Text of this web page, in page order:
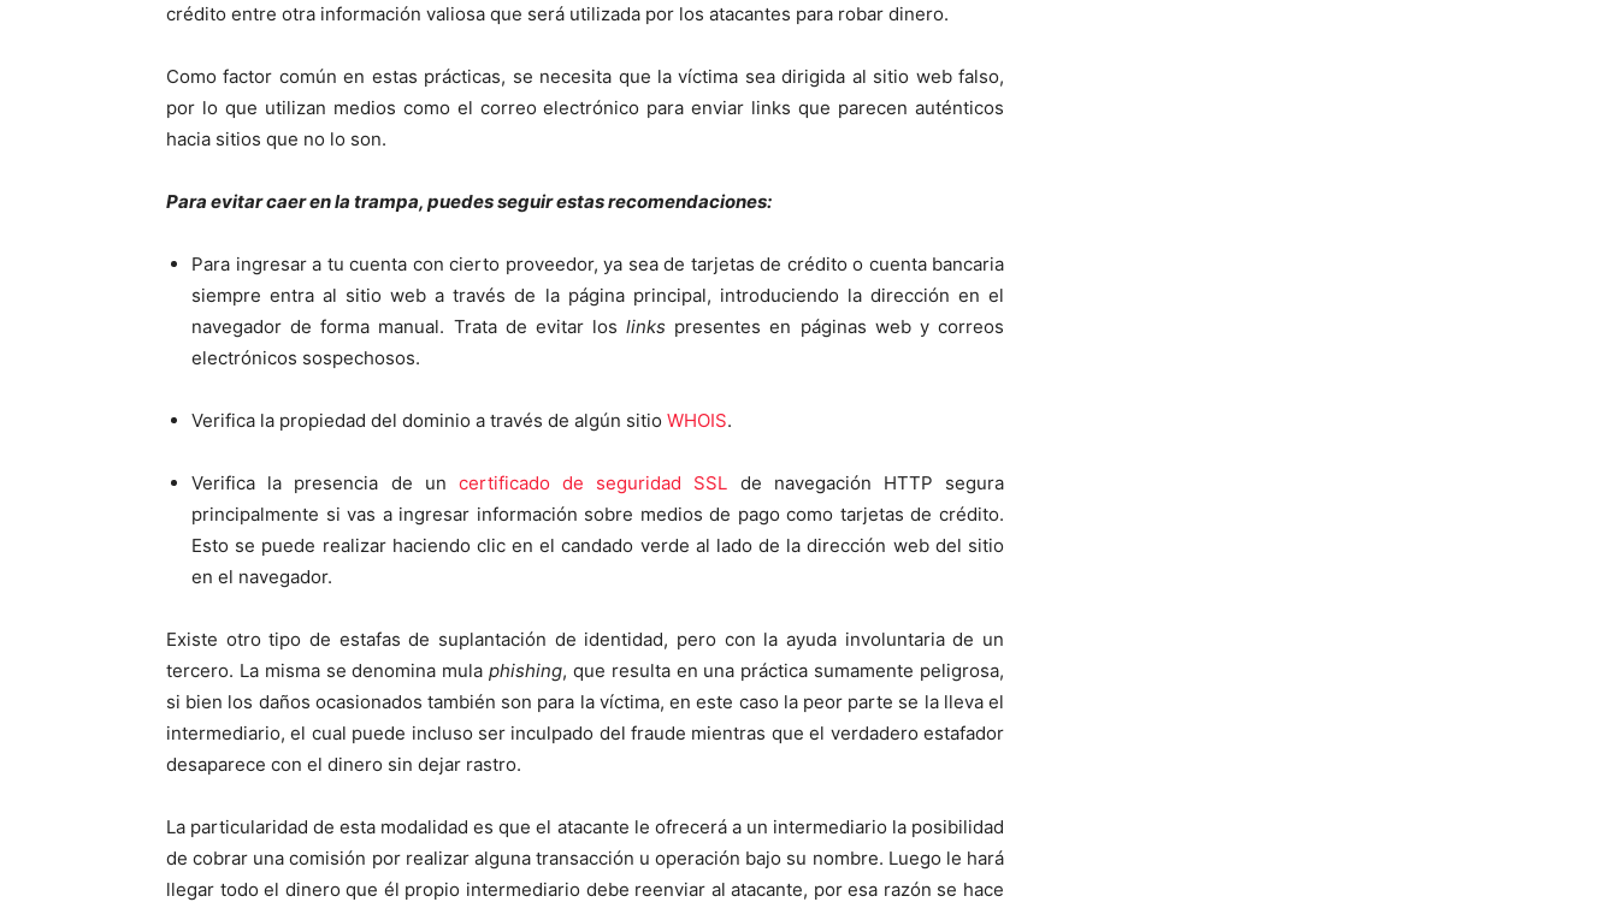
crédito entre otra información valiosa que será utilizada por los atacantes para robar dinero.
Como factor común en estas prácticas, se necesita que la víctima sea dirigida al sitio web falso,
por lo que utilizan medios como el correo electrónico para enviar links que parecen auténticos
hacia sitios que no lo son.
Para evitar caer en la trampa, puedes seguir estas recomendaciones:
Para ingresar a tu cuenta con cierto proveedor, ya sea de tarjetas de crédito o cuenta bancaria
siempre entra al sitio web a través de la página principal, introduciendo la dirección en el
navegador de forma manual. Trata de evitar loslinks presentes en páginas web y correos
electrónicos sospechosos.
Verifica la propiedad del dominio a través de algún sitio WHOIS.
Verifica la presencia de un certificado de seguridad SSL de navegación HTTP segura
principalmente si vas a ingresar información sobre medios de pago como tarjetas de crédito.
Esto se puede realizar haciendo clic en el candado verde al lado de la dirección web del sitio
en el navegador.
Existe otro tipo de estafas de suplantación de identidad, pero con la ayuda involuntaria de un
tercero. La misma se denomina mulaphishing, que resulta en una práctica sumamente peligrosa,
si bien los daños ocasionados también son para la víctima, en este caso la peor parte se la lleva el
intermediario, el cual puede incluso ser inculpado del fraude mientras que el verdadero estafador
desaparece con el dinero sin dejar rastro.
La particularidad de esta modalidad es que el atacante le ofrecerá a un intermediario la posibilidad
de cobrar una comisión por realizar alguna transacción u operación bajo su nombre. Luego le hará
llegar todo el dinero que él propio intermediario debe reenviar al atacante, por esa razón se hace